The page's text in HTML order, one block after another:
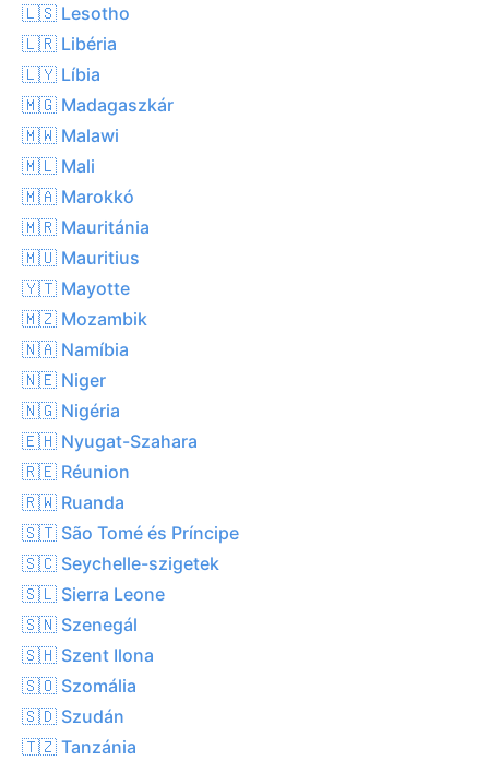
🇱🇸 Lesotho
🇱🇷 Libéria
🇱🇾 Líbia
🇲🇬 Madagaszkár
🇲🇼 Malawi
🇲🇱 Mali
🇲🇦 Marokkó
🇲🇷 Mauritánia
🇲🇺 Mauritius
🇾🇹 Mayotte
🇲🇿 Mozambik
🇳🇦 Namíbia
🇳🇪 Niger
🇳🇬 Nigéria
🇪🇭 Nyugat-Szahara
🇷🇪 Réunion
🇷🇼 Ruanda
🇸🇹 São Tomé és Príncipe
🇸🇨 Seychelle-szigetek
🇸🇱 Sierra Leone
🇸🇳 Szenegál
🇸🇭 Szent Ilona
🇸🇴 Szomália
🇸🇩 Szudán
🇹🇿 Tanzánia